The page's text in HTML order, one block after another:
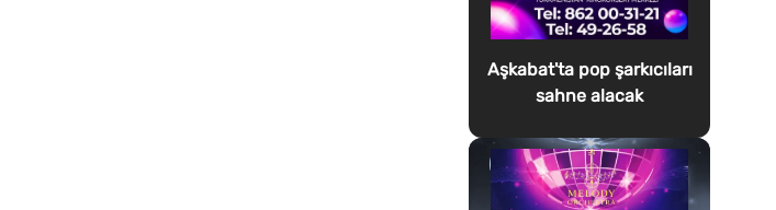
Aşkabat'ta pop şarkıcıları
sahne alacak